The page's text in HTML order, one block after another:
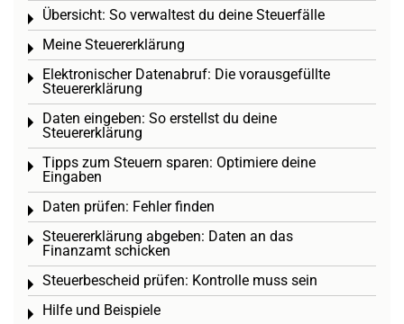
Übersicht: So verwaltest du deine Steuerfälle
Toggle menu
Meine Steuererklärung
Toggle menu
Elektronischer Datenabruf: Die vorausgefüllte
Steuererklärung
Toggle menu
Daten eingeben: So erstellst du deine
Steuererklärung
Toggle menu
Tipps zum Steuern sparen: Optimiere deine
Eingaben
Toggle menu
Daten prüfen: Fehler finden
Toggle menu
Steuererklärung abgeben: Daten an das
Finanzamt schicken
Toggle menu
Steuerbescheid prüfen: Kontrolle muss sein
Toggle menu
Hilfe und Beispiele
Toggle menu